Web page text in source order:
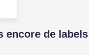
encore de labels